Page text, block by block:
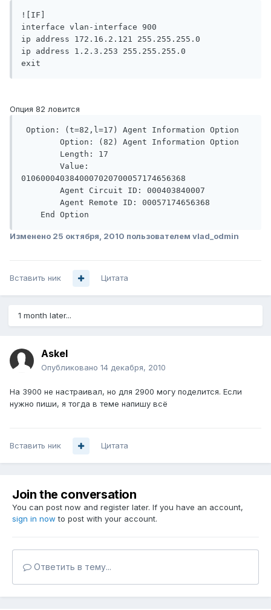
![IF]
interface vlan-interface 900
ip address 172.16.2.121 255.255.255.0
ip address 1.2.3.253 255.255.255.0
exit
Опция 82 ловится
Option: (82) Agent Information Option
Length: 17
Value:
0106000403840007020700057174656368
Agent Circuit ID: 000403840007
Agent Remote ID: 00057174656368
End Option
Изменено 25 октября, 2010 пользователем vlad_odmin
Вставить ник Цитата
1 month later...
Askel
Опубликовано 14 декабря, 2010
На 3900 не настраивал, но для 2900 могу поделится. Если
нужно пиши, я тогда в теме напишу всё
Вставить ник Цитата
Join the conversation
You can post now and register later. If you have an account,
sign in now to post with your account.
Ответить в тему...